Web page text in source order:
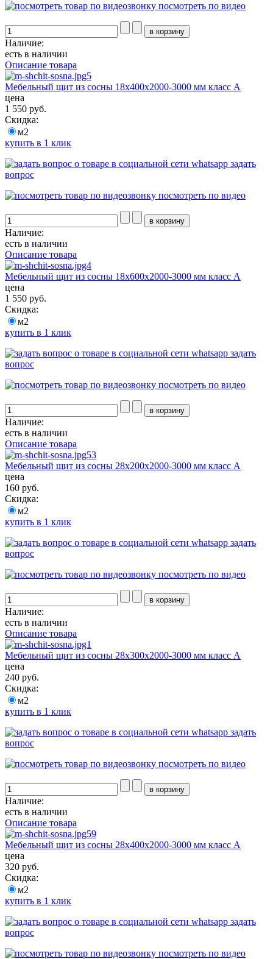
посмотреть по видео
Наличие:
есть в наличии
Описание товара
Мебельный щит из сосны 18х400х2000-3000 мм класс А
цена
1 550 руб.
Скидка:
м2
купить в 1 клик
задать
вопрос
посмотреть по видео
Наличие:
есть в наличии
Описание товара
Мебельный щит из сосны 18х600х2000-3000 мм класс А
цена
1 550 руб.
Скидка:
м2
купить в 1 клик
задать
вопрос
посмотреть по видео
Наличие:
есть в наличии
Описание товара
Мебельный щит из сосны 28х200х2000-3000 мм класс А
цена
160 руб.
Скидка:
м2
купить в 1 клик
задать
вопрос
посмотреть по видео
Наличие:
есть в наличии
Описание товара
Мебельный щит из сосны 28х300х2000-3000 мм класс А
цена
240 руб.
Скидка:
м2
купить в 1 клик
задать
вопрос
посмотреть по видео
Наличие:
есть в наличии
Описание товара
Мебельный щит из сосны 28х400х2000-3000 мм класс А
цена
320 руб.
Скидка:
м2
купить в 1 клик
задать
вопрос
посмотреть по видео